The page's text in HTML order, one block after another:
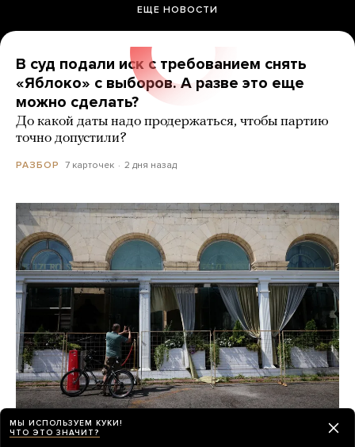
ЕЩЕ НОВОСТИ
В суд подали иск с требованием снять
«Яблоко» с выборов. А разве это еще
можно сделать?
До какой даты надо продержаться, чтобы партию
точно допустили?
РАЗБОР 7 карточек 2 дня назад
Почти неделю назад в ресторане
МЫ ИСПОЛЬЗУЕМ КУКИ!
ЧТО ЭТО ЗНАЧИТ?